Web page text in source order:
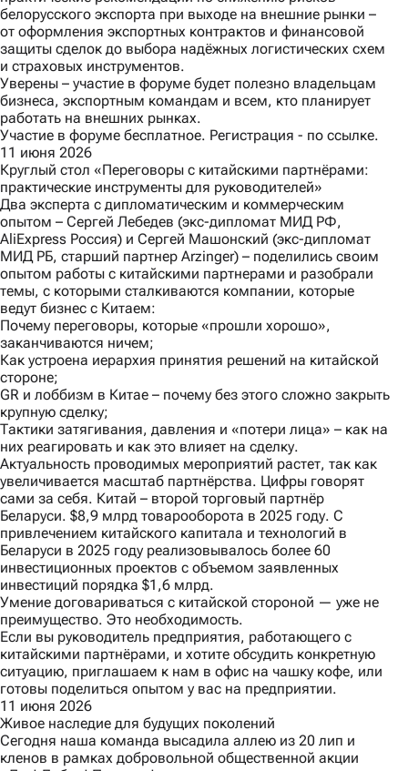
белорусского экспорта при выходе на внешние рынки –
от оформления экспортных контрактов и финансовой
защиты сделок до выбора надёжных логистических схем
и страховых инструментов.
Уверены – участие в форуме будет полезно владельцам
бизнеса, экспортным командам и всем, кто планирует
работать на внешних рынках.
Участие в форуме бесплатное. Регистрация - по ссылке.
11 июня 2026
Круглый стол «Переговоры с китайскими партнёрами:
практические инструменты для руководителей»
Два эксперта с дипломатическим и коммерческим
опытом – Сергей Лебедев (экс-дипломат МИД РФ,
AliExpress Россия) и Сергей Машонский (экс-дипломат
МИД РБ, старший партнер Arzinger) – поделились своим
опытом работы с китайскими партнерами и разобрали
темы, с которыми сталкиваются компании, которые
ведут бизнес с Китаем:
Почему переговоры, которые «прошли хорошо»,
заканчиваются ничем;
Как устроена иерархия принятия решений на китайской
стороне;
GR и лоббизм в Китае – почему без этого сложно закрыть
крупную сделку;
Тактики затягивания, давления и «потери лица» – как на
них реагировать и как это влияет на сделку.
Актуальность проводимых мероприятий растет, так как
увеличивается масштаб партнёрства. Цифры говорят
сами за себя. Китай – второй торговый партнёр
Беларуси. $8,9 млрд товарооборота в 2025 году. С
привлечением китайского капитала и технологий в
Беларуси в 2025 году реализовывалось более 60
инвестиционных проектов с объемом заявленных
инвестиций порядка $1,6 млрд.
Умение договариваться с китайской стороной — уже не
преимущество. Это необходимость.
Если вы руководитель предприятия, работающего с
китайскими партнёрами, и хотите обсудить конкретную
ситуацию, приглашаем к нам в офис на чашку кофе, или
готовы поделиться опытом у вас на предприятии.
11 июня 2026
Живое наследие для будущих поколений
Сегодня наша команда высадила аллею из 20 лип и
кленов в рамках добровольной общественной акции